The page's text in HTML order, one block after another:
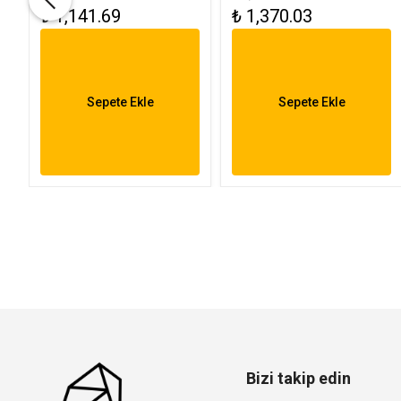
15W FL-3283
₺ 1,141.69
Sepete Ekle
Aydınlatma
₺ 1,370.03
Sepete Ekle
Bizi takip edin